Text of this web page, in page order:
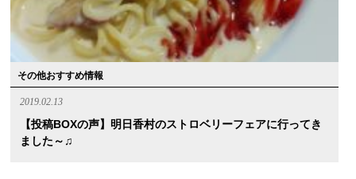
その他おすすめ情報
2019.02.13
【投稿BOXの声】明日香村のストロベリーフェアに行ってき
ました～♫